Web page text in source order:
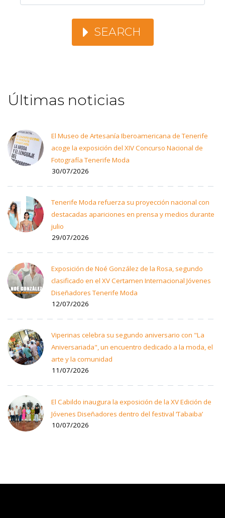
SEARCH
Últimas noticias
El Museo de Artesanía Iberoamericana de Tenerife
acoge la exposición del XIV Concurso Nacional de
Fotografía Tenerife Moda
30/07/2026
Tenerife Moda refuerza su proyección nacional con
destacadas apariciones en prensa y medios durante
julio
29/07/2026
Exposición de Noé González de la Rosa, segundo
clasificado en el XV Certamen Internacional Jóvenes
Diseñadores Tenerife Moda
12/07/2026
Viperinas celebra su segundo aniversario con "La
Aniversariada", un encuentro dedicado a la moda, el
arte y la comunidad
11/07/2026
El Cabildo inaugura la exposición de la XV Edición de
Jóvenes Diseñadores dentro del festival ‘Tabaiba’
10/07/2026